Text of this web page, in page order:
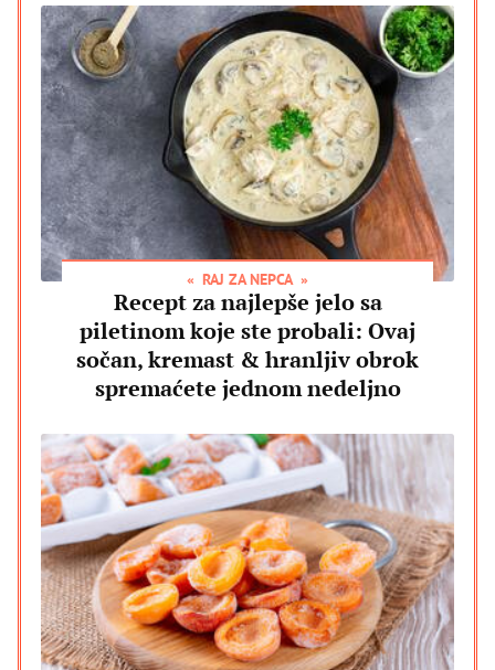
RAJ ZA NEPCA
Recept za najlepše jelo sa
piletinom koje ste probali: Ovaj
sočan, kremast & hranljiv obrok
spremaćete jednom nedeljno